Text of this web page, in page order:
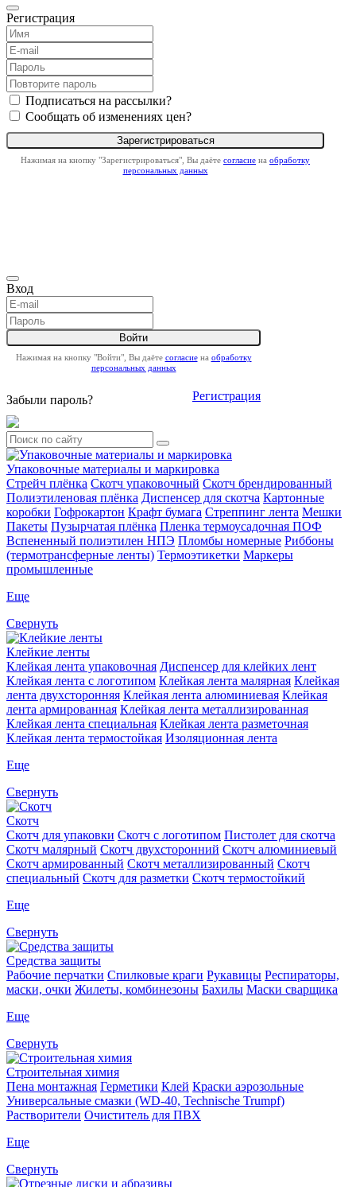
Регистрация
Подписаться на рассылки?
Сообщать об изменениях цен?
Нажимая на кнопку "Зарегистрироваться", Вы даёте согласие на обработку
персональных данных
Вход
Нажимая на кнопку "Войти", Вы даёте согласиена обработку
персональных данных
Забыли пароль? Регистрация
Упаковочные материалы и маркировка
Стрейч плёнка Скотч упаковочный Скотч брендированный
Полиэтиленовая плёнка Диспенсер для скотча Картонные
коробки Гофрокартон Крафт бумага Стреппинг лента Мешки
Пакеты Пузырчатая плёнка Пленка термоусадочная ПОФ
Вспененный полиэтилен НПЭ Пломбы номерные Риббоны
(термотрансферные ленты) Термоэтикетки Маркеры
промышленные
Еще
Свернуть
Клейкие ленты
Клейкая лента упаковочная Диспенсер для клейких лент
Клейкая лента с логотипом Клейкая лента малярная Клейкая
лента двухсторонняя Клейкая лента алюминиевая Клейкая
лента армированная Клейкая лента металлизированная
Клейкая лента специальная Клейкая лента разметочная
Клейкая лента термостойкая Изоляционная лента
Еще
Свернуть
Скотч
Скотч для упаковки Скотч с логотипом Пистолет для скотча
Скотч малярный Скотч двухсторонний Скотч алюминиевый
Скотч армированный Скотч металлизированный Скотч
специальный Скотч для разметки Скотч термостойкий
Еще
Свернуть
Средства защиты
Рабочие перчатки Спилковые краги Рукавицы Респираторы,
маски, очки Жилеты, комбинезоны Бахилы Маски сварщика
Еще
Свернуть
Строительная химия
Пена монтажная Герметики Клей Краски аэрозольные
Универсальные смазки (WD-40, Technische Trumpf)
Растворители Очиститель для ПВХ
Еще
Свернуть